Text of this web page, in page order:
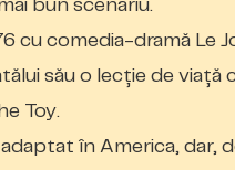
bun scenariu.
cu comedia-dramă Le
său o lecţie de
Toy.
în America, dar,